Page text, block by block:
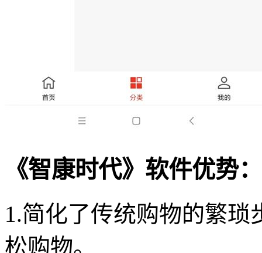
《智康时代》软件优势：
1.简化了传统购物的繁
松购物。